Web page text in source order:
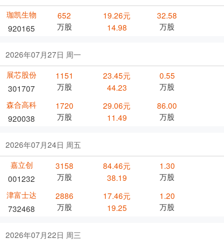
珈凯生物
920165
652
万股
19.26元
14.98
32.58
万股
2026年07月27日 周一
展芯股份
301707
1151
万股
23.45元
44.23
0.55
万股
森合高科
920038
1720
万股
29.06元
11.49
86.00
万股
2026年07月24日 周五
嘉立创
001232
3158
万股
84.46元
38.19
1.30
万股
津富士达
732468
2886
万股
17.46元
19.25
1.20
万股
2026年07月22日 周三